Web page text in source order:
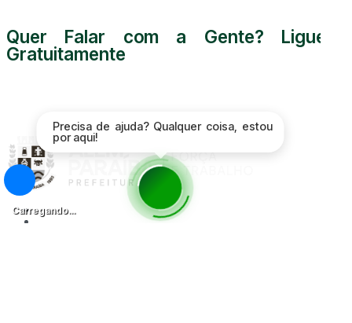
Carregando...
Quer Falar com a Gente? Ligue
Gratuitamente
Acessibilidade
Precisa de ajuda? Qualquer coisa, estou
por aqui!